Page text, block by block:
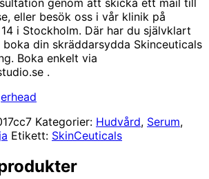
eller besök oss i vår klinik på
i Stockholm. Där har du självklart
din skräddarsydda Skinceuticals
Boka enkelt via
.
Kategorier: Hudvård, Serum,
Etikett: SkinCeuticals